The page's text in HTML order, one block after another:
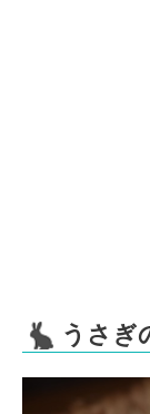
うさぎ